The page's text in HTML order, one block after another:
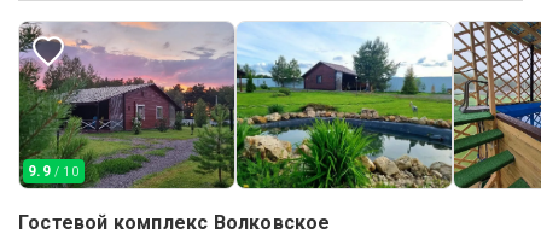
9.9 / 10
Гостевой комплекс Волковское